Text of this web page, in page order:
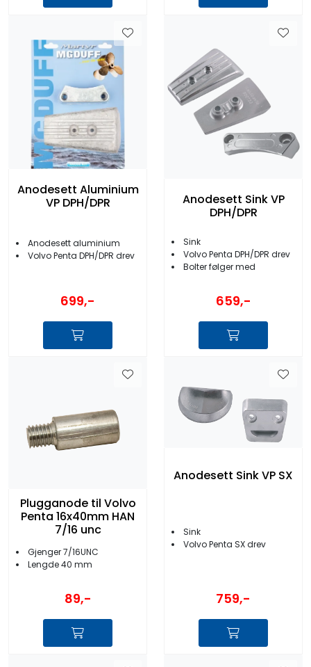
Anodesett Aluminium
VP DPH/DPR
Anodesett aluminium
Volvo Penta DPH/DPR drev
699,-
Anodesett Sink VP
DPH/DPR
Sink
Volvo Penta DPH/DPR drev
Bolter følger med
659,-
Plugganode til Volvo
Penta 16x40mm HAN
7/16 unc
Gjenger 7/16UNC
Lengde 40 mm
89,-
Anodesett Sink VP SX
Sink
Volvo Penta SX drev
759,-